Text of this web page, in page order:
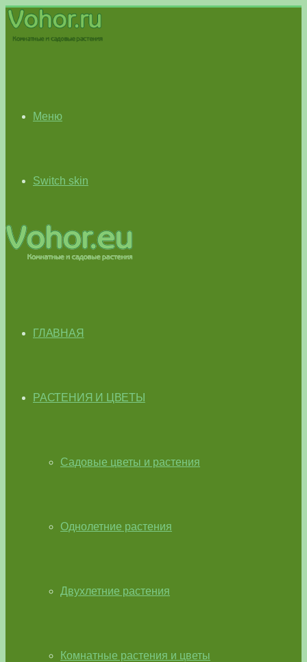
Меню
Switch skin
ГЛАВНАЯ
РАСТЕНИЯ И ЦВЕТЫ
Садовые цветы и растения
Однолетние растения
Двухлетние растения
Комнатные растения и цветы